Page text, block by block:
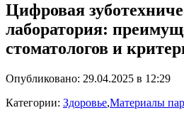
Цифровая
лаборатория:
стоматологов и
Опубликовано: 29.04.2025 в 12:29
Категории: Здоровье,Материалы